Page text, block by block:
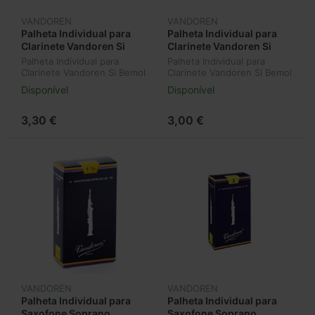
VANDOREN
Palheta Individual para
Clarinete Vandoren Si
Bemol (Bb) Nº3,5 CR1035
Palheta Individual para
Clarinete Vandoren Si Bemol
(Bb) Nº3,5 CR1035
Disponível
3,30 €
VANDOREN
Palheta Individual para
Clarinete Vandoren Si
Bemol (Bb) Nº4 CR104
Palheta Individual para
Clarinete Vandoren Si Bemol
(Bb) Nº4 CR104
Disponível
3,00 €
VANDOREN
Palheta Individual para
VANDOREN
Palheta Individual para